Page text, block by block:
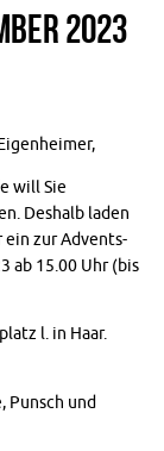
2023
will Sie
Deshalb laden
ein zur Advents-
ab 15.00 Uhr (bis
l. in Haar.
Punsch und